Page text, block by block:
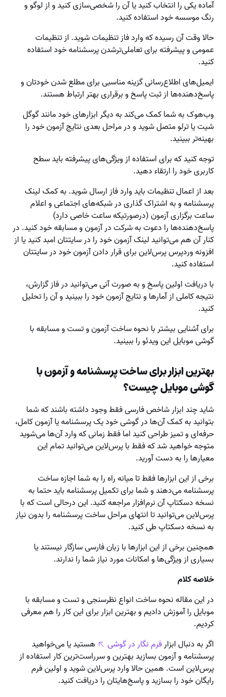
آماده یکی را انتخاب کنید یا آن را شخصی‌سازی کنید و از لوگو و
رنگ موسسه خود استفاده کنید.
حالا وقت آن رسیده که وارد فاز تنظیمات شوید. از تنظیمات
عمومی و پیشرفته برای تعاملی‌ترشدن پرسشنامه خود استفاده
کنید.
ایمیل‌های اطلاع‌رسانی گزینه مناسبی برای مطلع شدن خودتان و
پاسخ‌دهنده‌ها از ثبت پاسخ و برقراری بهتر ارتباط هستند.
وب‌هوک به شما کمک می‌کند به دیگر ابزارهای خود مانند گوگل
شیت یا ترلو متصل شوید و در مراحل بعدی نتایج آزمون خود را
بهینه‌تر ببینید.
توجه کنید که برای استفاده از ویژگی‌های پیشرفته باید سطح
کاربری خود را ارتقاء دهید.
بعد از اعمال تنظیمات باید وارد فاز ارسال شوید. به کمک لینک
پرسشنامه و به اشتراک گذاری در شبکه‌های اجتماعی و اعلام
ساعت برگزاری آزمون (درصورتیکه ساعت خاصی دارد)
پاسخ‌دهنده‌ها را دعوت به شرکت در آزمون و مسابقه خود کنید. در
کنار آن هم می‌توانید لینک آزمون خود را در سایتتان امبد کنید یا از
افزونه وردپرس پرس‌لاین برای قرار دادن آزمون خود در سایتتان
استفاده کنید.
با دریافت اولین پاسخ و به صورت آنی می‌توانید در فاز گزارش،
نتیجه کاملی از آمارها و نتایج آزمون خود را ببینید و آن را تحلیل
کنید.
برای آشنایی بیشتر با نحوه ساخت آزمون و تست و مسابقه با
گوشی موبایل این ویدئو را ببینید.
بهترین ابزار برای ساخت پرسشنامه و آزمون با
گوشی موبایل چیست؟
شاید چند ابزار شاخص فارسی فقط وجود داشته باشند که شما
بتوانید به کمک آن‌ها در گوشی خود یک پرسشنامه یا آزمون کامل،
حرفه‌ای و تمیز طراحی کنید اما فقط زمانی که وارد آن‌ها می‌شوید
متوجه خواهید شد که فقط با پرس‌لاین می‌توانید تمام این
معیارها را به دست آورید.
برخی از این ابزارها فقط تا میانه راه را به شما اجازه ساخت
پرسشنامه می‌دهند و شما برای تکمیل پرسشنامه باید حتما به
نسخه دسکتاپ آن نر‌م‌افزار مراجعه کنید. این درحالی‌ است که با
پرس‌لاین می‌توانید تا انتهای مراحل ساخت پرسشنامه را بدون نیاز
به نسخه دسکتاپ طی کنید.
همچنین برخی از این ابزارها با زبان فارسی سازگار نیستند یا
بسیاری از ویژگی‌ها و امکانات مورد نیاز شما را ندارند.
خلاصه کلام
در این مقاله نحوه ساخت انواع نظرسنجی و تست و مسابقه با
موبایل را آموزش دادیم و بهترین ابزار برای این کار را هم معرفی
کردیم.
اگر به دنبال ابزارفرم نگار در گوشی
هستید یا می‌خواهید
پرسشنامه و آزمون بسازید بهترین و سرراست‌ترین کار استفاده از
پرس‌لاین است. همین حالا وارد پرس‌لاین شوید و اولین فرم
رایگان خود را بسازید و پاسخ‌هایتان را دریافت کنید.